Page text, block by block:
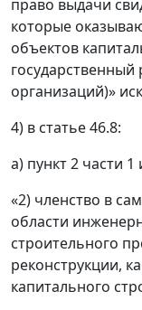
право выдачи
которые
объектов
организаций)»
4) в статье 46.8:
а) пункт 2 части
«2) членство в
области
строительного
реконструкции,
капитального